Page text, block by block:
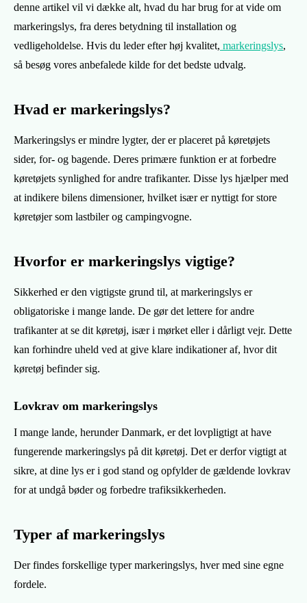
denne artikel vil vi dække alt, hvad du har brug for at vide om
markeringslys, fra deres betydning til installation og
vedligeholdelse. Hvis du leder efter høj kvalitet, markeringslys,
så besøg vores anbefalede kilde for det bedste udvalg.
Hvad er markeringslys?
Markeringslys er mindre lygter, der er placeret på køretøjets
sider, for- og bagende. Deres primære funktion er at forbedre
køretøjets synlighed for andre trafikanter. Disse lys hjælper med
at indikere bilens dimensioner, hvilket især er nyttigt for store
køretøjer som lastbiler og campingvogne.
Hvorfor er markeringslys vigtige?
Sikkerhed er den vigtigste grund til, at markeringslys er
obligatoriske i mange lande. De gør det lettere for andre
trafikanter at se dit køretøj, især i mørket eller i dårligt vejr. Dette
kan forhindre uheld ved at give klare indikationer af, hvor dit
køretøj befinder sig.
Lovkrav om markeringslys
I mange lande, herunder Danmark, er det lovpligtigt at have
fungerende markeringslys på dit køretøj. Det er derfor vigtigt at
sikre, at dine lys er i god stand og opfylder de gældende lovkrav
for at undgå bøder og forbedre trafiksikkerheden.
Typer af markeringslys
Der findes forskellige typer markeringslys, hver med sine egne
fordele.